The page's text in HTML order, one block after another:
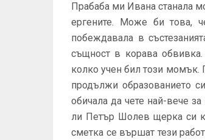
Прабаба ми Ивана станала
ергените. Може би това,
побеждавала в
същност в корава
колко учен бил този момък.
продължи образованието
обичала да чете най-вече
ли Петър Шолев щерка си
сметка се вършат тези